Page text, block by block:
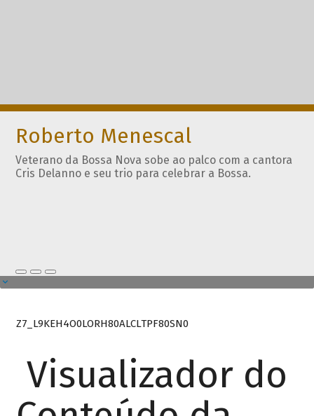
Roberto Menescal
Veterano da Bossa Nova sobe ao palco com a cantora
Cris Delanno e seu trio para celebrar a Bossa.
Z7_L9KEH4O0LORH80ALCLTPF80SN0
Visualizador do